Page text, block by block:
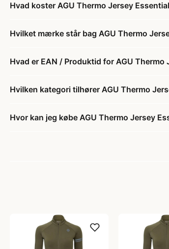
Hvad koster AGU Thermo Jersey
Hvilket mærke står bag AGU Thermo
Hvad er EAN / Produktid for AGU
Hvilken kategori tilhører AGU Thermo
Hvor kan jeg købe AGU Thermo Jersey